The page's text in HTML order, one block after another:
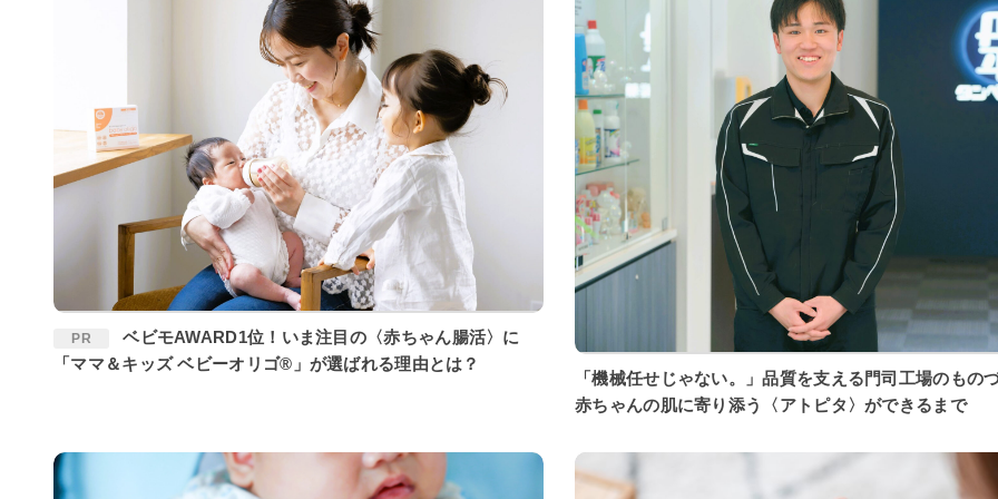
PR
ベビモAWARD1位！いま注目の〈赤ちゃん腸活〉に
「ママ＆キッズ ベビーオリゴ®」が選ばれる理由とは？
「機械任せじゃない。」品質を支える門司工場のもの
赤ちゃんの肌に寄り添う〈アトピタ〉ができるまで